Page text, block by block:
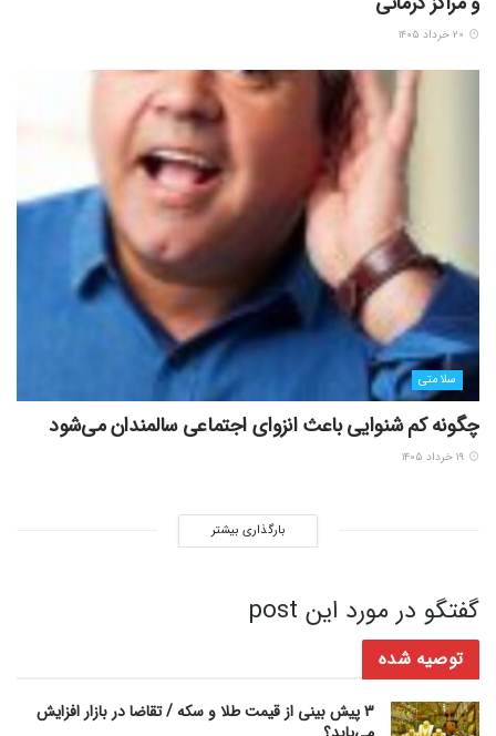
سلامتی
چگونه کم شنوایی باعث انزوای اجتماعی سالمندان می‌شود
بارگذاری بیشتر
گفتگو در مورد این post
توصیه شده
3 پیش بینی از قیمت طلا و سکه / تقاضا در بازار افزایش